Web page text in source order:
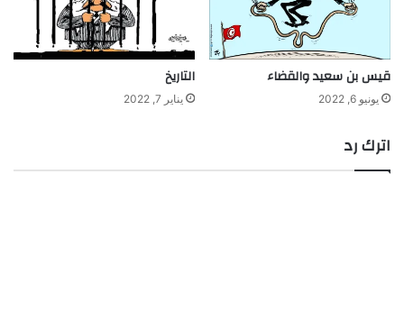
قيس بن سعيد والقضاء
يونيو 6, 2022
التاريخ
يناير 7, 2022
اترك رد